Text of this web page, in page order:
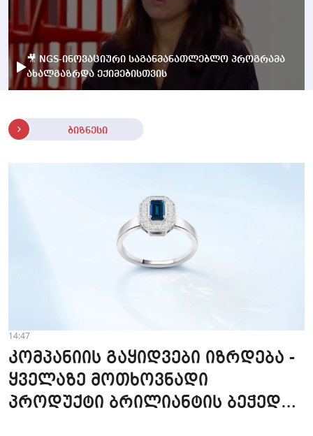
🎥 NGS-ინოვაციური საგანმანათლებლო პროგრამა
ახალგაზრდა ექიმებისთვის
ბიზნესი
14:47
კომპანიის გაყიდვები იზრდება -
ყველაზე მოთხოვნადი
პროდუქტი ბრილიანტის ბეჭედია